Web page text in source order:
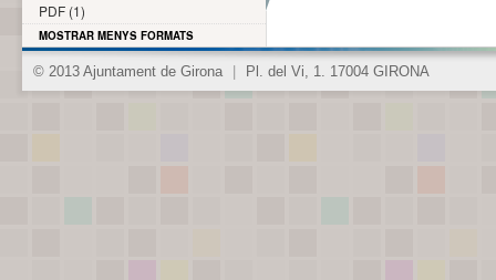
PDF (1)
MOSTRAR MENYS FORMATS
© 2013 Ajuntament de Girona Pl. del Vi, 1. 17004 GIRONA